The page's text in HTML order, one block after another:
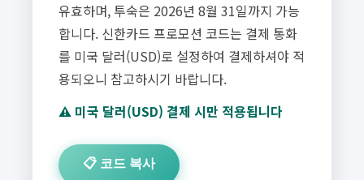
유효하며, 투숙은 2026년 8월 31일까지 가능
합니다. 신한카드 프로모션 코드는 결제 통화
를 미국 달러(USD)로 설정하여 결제하셔야 적
용되오니 참고하시기 바랍니다.
⚠️ 미국 달러(USD) 결제 시만 적용됩니다
📋 코드 복사